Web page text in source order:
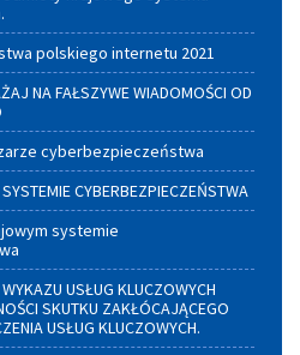
polskiego internetu 2021
NA FAŁSZYWE WIADOMOŚCI OD
cyberbezpieczeństwa
CYBERBEZPIECZEŃSTWA
systemie
USŁUG KLUCZOWYCH
SKUTKU ZAKŁÓCAJĄCEGO
USŁUG KLUCZOWYCH.